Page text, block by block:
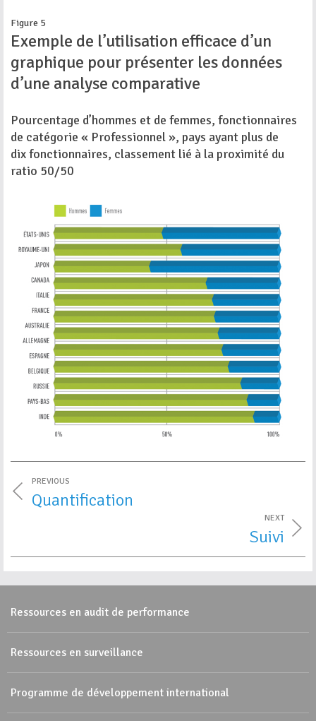
Figure 5
Exemple de l’utilisation efficace d’un
graphique pour présenter les données
d’une analyse comparative
Pourcentage d’hommes et de femmes, fonctionnaires
de catégorie « Professionnel », pays ayant plus de
dix fonctionnaires, classement lié à la proximité du
ratio 50/50
PREVIOUS
Quantification
NEXT
Suivi
Ressources en audit de performance
Ressources en surveillance
Programme de développement international